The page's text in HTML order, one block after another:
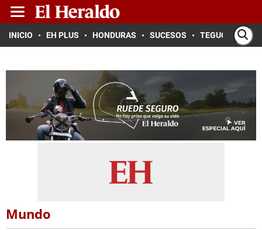
INICIO EH PLUS HONDURAS SUCESOS TEGUCIGALPA
Mundo